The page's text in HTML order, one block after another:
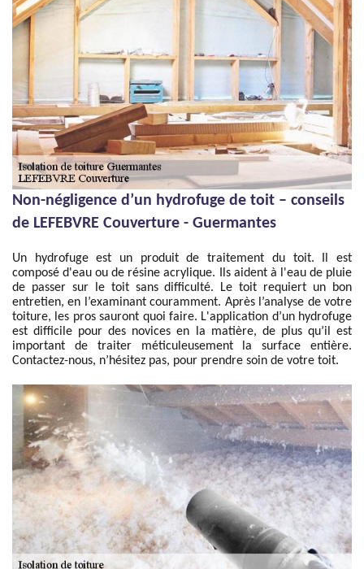
Non-négligence d’un hydrofuge de toit – conseils
de LEFEBVRE Couverture - Guermantes
Un hydrofuge est un produit de traitement du toit. Il est
composé d'eau ou de résine acrylique. Ils aident à l'eau de pluie
de passer sur le toit sans difficulté. Le toit requiert un bon
entretien, en l’examinant couramment. Après l’analyse de votre
toiture, les pros sauront quoi faire. L'application d’un hydrofuge
est difficile pour des novices en la matière, de plus qu’il est
important de traiter méticuleusement la surface entière.
Contactez-nous, n’hésitez pas, pour prendre soin de votre toit.